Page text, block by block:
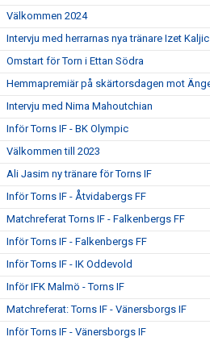
Välkommen 2024
Intervju med herrarnas nya tränare Izet Kaljic
Omstart för Torn i Ettan Södra
Hemmapremiär på skärtorsdagen mot
Intervju med Nima Mahoutchian
Inför Torns IF - BK Olympic
Välkommen till 2023
Ali Jasim ny tränare för Torns IF
Inför Torns IF - Åtvidabergs FF
Matchreferat Torns IF - Falkenbergs FF
Inför Torns IF - Falkenbergs FF
Inför Torns IF - IK Oddevold
Inför IFK Malmö - Torns IF
Matchreferat: Torns IF - Vänersborgs IF
Inför Torns IF - Vänersborgs IF